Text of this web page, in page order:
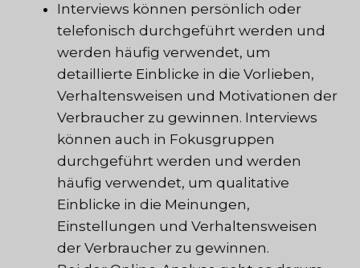
Interviews können persönlich oder
telefonisch durchgeführt werden und
werden häufig verwendet, um
detaillierte Einblicke in die Vorlieben,
Verhaltensweisen und Motivationen der
Verbraucher zu gewinnen. Interviews
können auch in Fokusgruppen
durchgeführt werden und werden
häufig verwendet, um qualitative
Einblicke in die Meinungen,
Einstellungen und Verhaltensweisen
der Verbraucher zu gewinnen.